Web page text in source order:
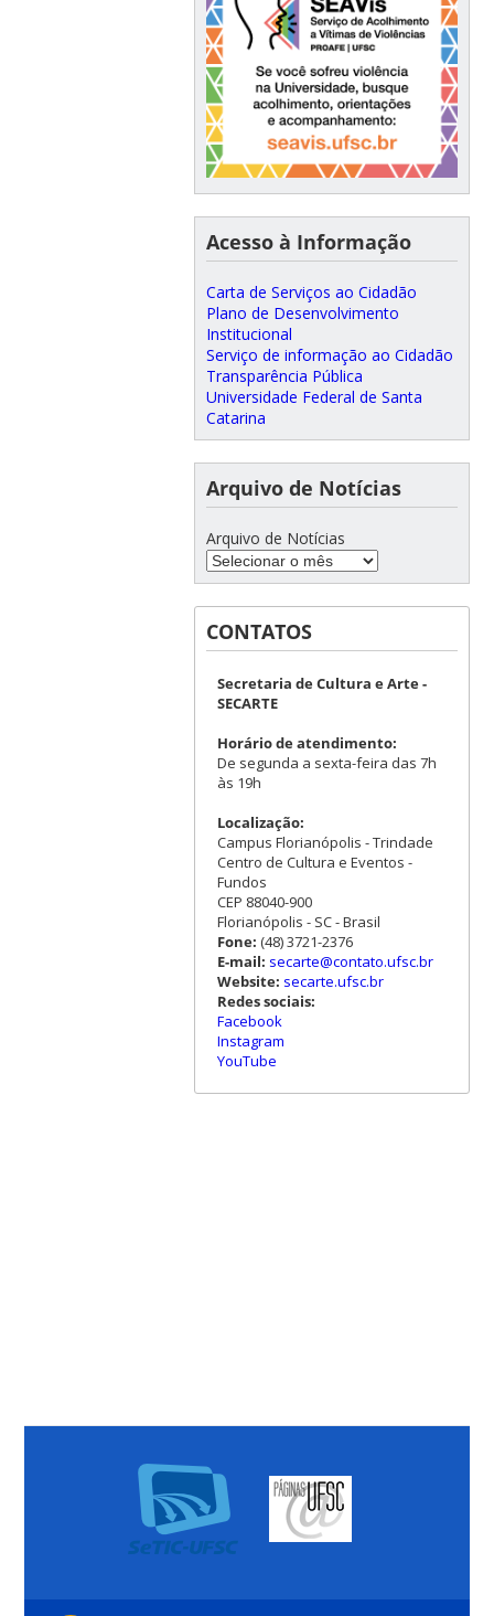
Acesso à Informação
Carta de Serviços ao Cidadão
Plano de Desenvolvimento
Institucional
Serviço de informação ao Cidadão
Transparência Pública
Universidade Federal de Santa
Catarina
Arquivo de Notícias
Arquivo de Notícias
CONTATOS
Secretaria de Cultura e Arte -
SECARTE
Horário de atendimento:
De segunda a sexta-feira das 7h
às 19h
Localização:
Campus Florianópolis - Trindade
Centro de Cultura e Eventos -
Fundos
CEP 88040-900
Florianópolis - SC - Brasil
Fone: (48) 3721-2376
E-mail: secarte@contato.ufsc.br
Website: secarte.ufsc.br
Redes sociais:
Facebook
Instagram
YouTube